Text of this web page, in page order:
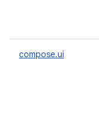
compose.ui